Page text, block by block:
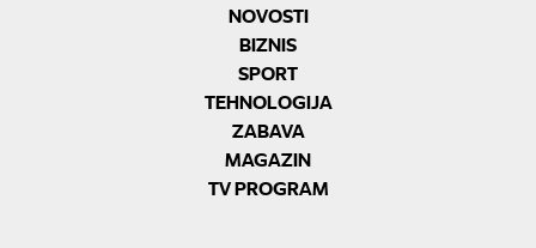
NOVOSTI
BIZNIS
SPORT
TEHNOLOGIJA
ZABAVA
MAGAZIN
TV PROGRAM